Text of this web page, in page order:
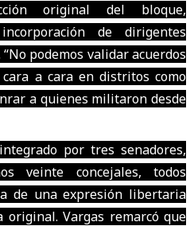
original del bloque,
de dirigentes
podemos validar acuerdos
a cara en distritos como
a quienes militaron desde
por tres senadores,
veinte concejales, todos
de una expresión libertaria
original. Vargas remarcó que